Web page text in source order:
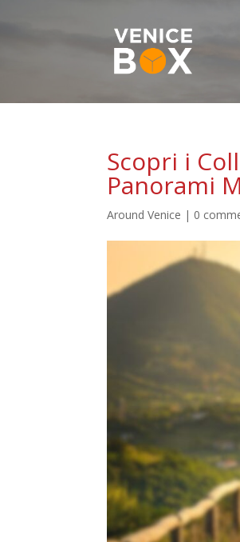
Scopri i
Panorami
Around Venice | 0